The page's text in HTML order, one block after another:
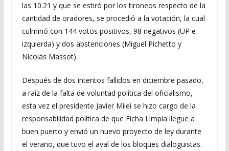
las 10.21 y que se estiró por los tironeos respecto de la
cantidad de oradores, se procedió a la votación, la cual
culminó con 144 votos positivos, 98 negativos (UP e
izquierda) y dos abstenciones (Miguel Pichetto y
Nicolás Massot).
Después de dos intentos fallidos en diciembre pasado,
a raíz de la falta de voluntad política del oficialismo,
esta vez el presidente Javier Milei se hizo cargo de la
responsabilidad política de que Ficha Limpia llegue a
buen puerto y envió un nuevo proyecto de ley durante
el verano, que tuvo el aval de los bloques dialoguistas.